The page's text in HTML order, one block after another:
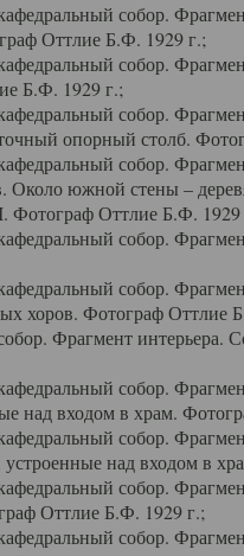
собор.
Оттлие Б.Ф. 1929 г.;
собор.
Б.Ф. 1929 г.;
собор.
опорный столб.
собор.
Около южной стены –
Фотограф Оттлие Б.Ф. 1929
собор.
собор.
хоров. Фотограф Оттлие
Фрагмент интерьера.
собор.
над входом в храм.
собор.
над входом в
собор.
Оттлие Б.Ф. 1929 г.;
собор.